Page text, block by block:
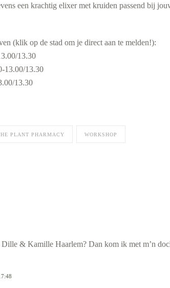
een krachtig elixer met kruiden passend bij
(klik op de stad om je direct aan te melden!):
13.30
13.00/13.30
13.30
PLANT PHARMACY WORKSHOP
& Kamille Haarlem? Dan kom ik met m’n